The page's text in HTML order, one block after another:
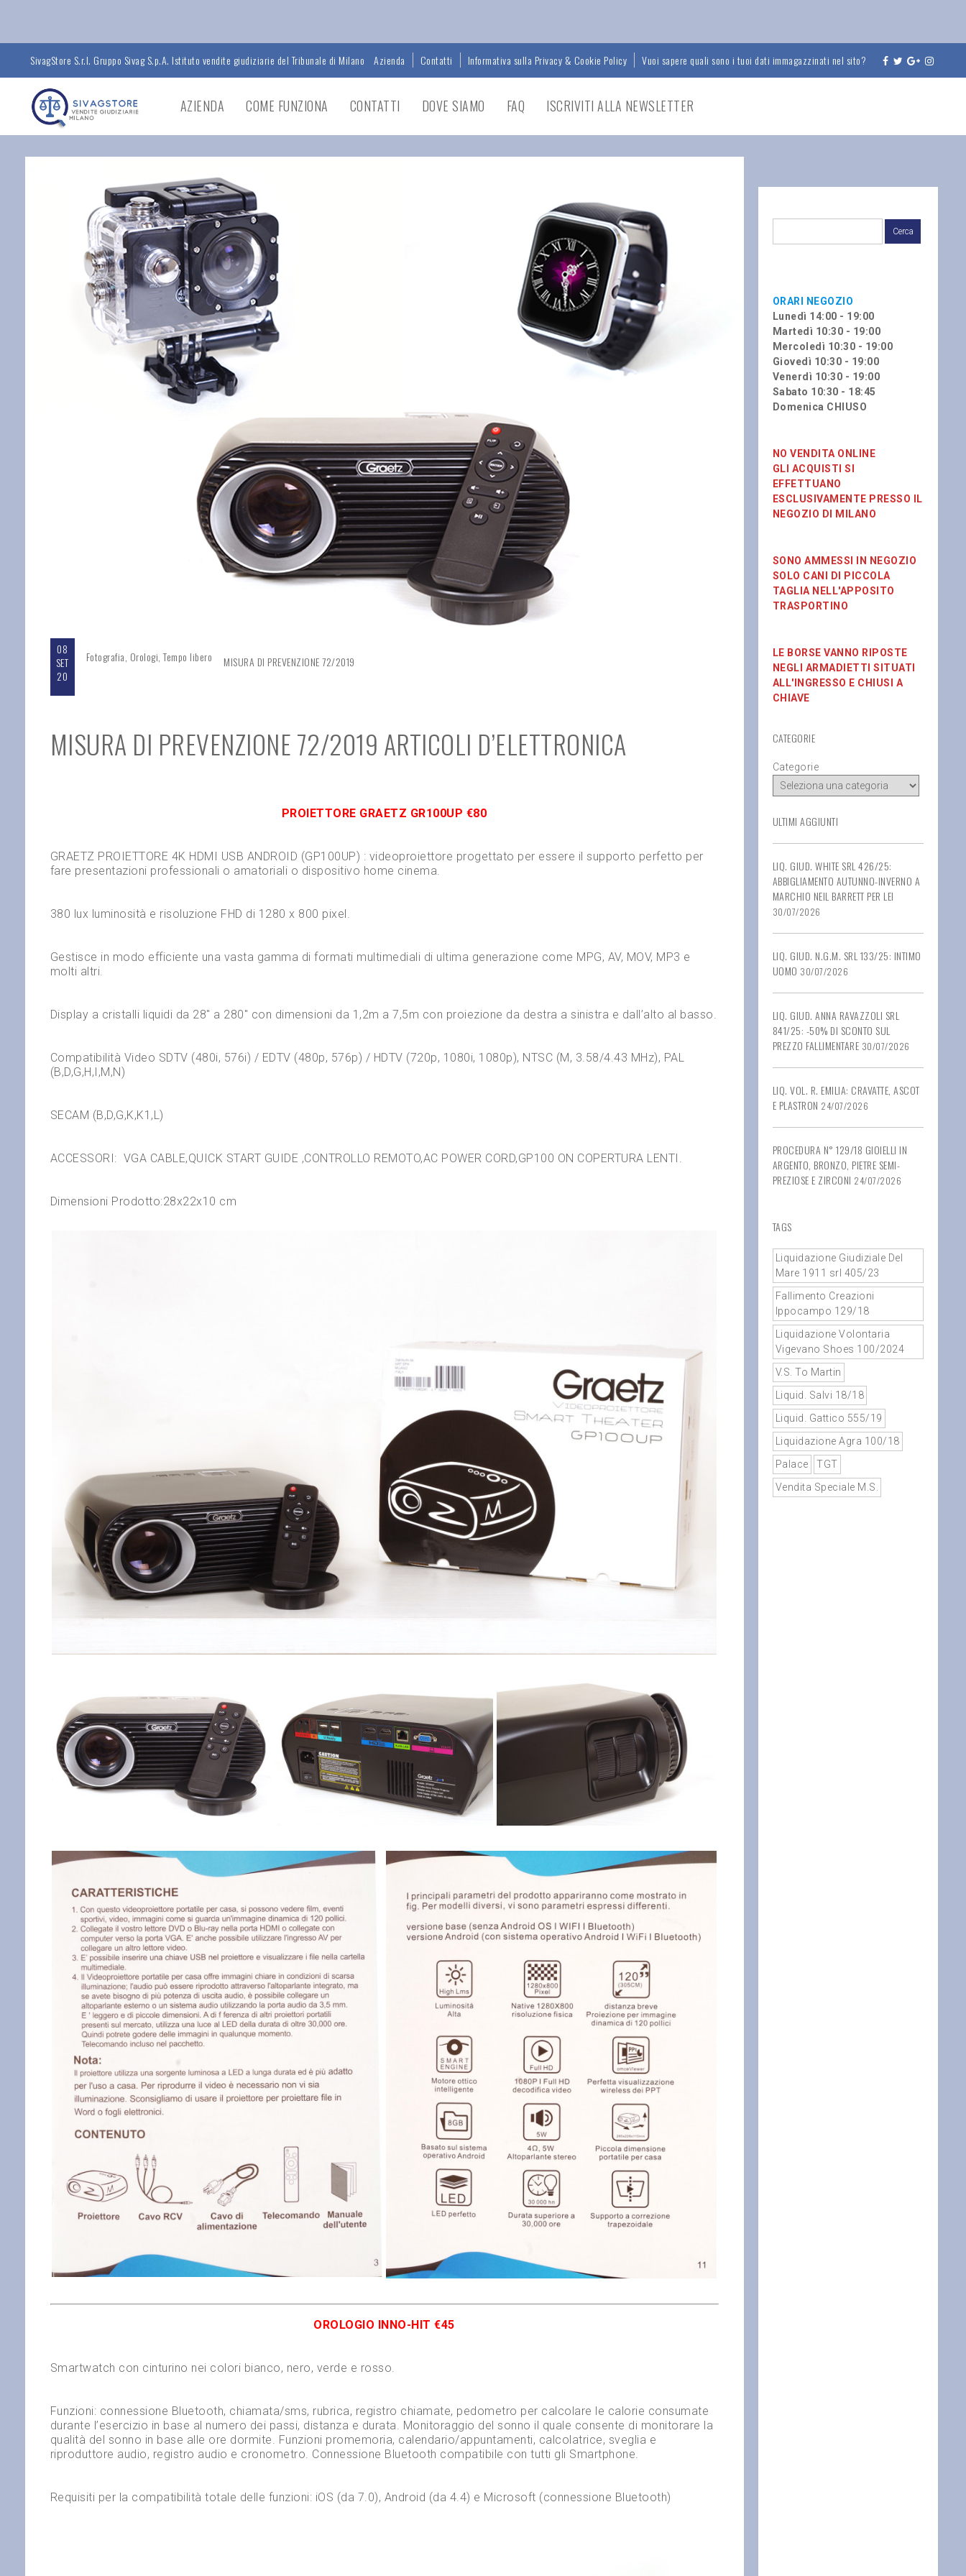
SivagStore S.r.l. Gruppo Sivag S.p.A. Istituto vendite giudiziarie del Tribunale di Milano Azienda Contatti Informativa sulla Privacy & Cookie Policy Vuoi sapere quali sono i tuoi dati immagazzinati nel sito?
AZIENDA COME FUNZIONA CONTATTI DOVE SIAMO FAQ ISCRIVITI ALLA NEWSLETTER
08
SET
20
Fotografia Orologi ,Tempo libero MISURA DI PREVENZIONE 72/2019
MISURA DI PREVENZIONE 72/2019 ARTICOLI D’ELETTRONICA
PROIETTORE GRAETZ GR100UP €80
GRAETZ PROIETTORE 4K HDMI USB ANDROID (GP100UP) : videoproiettore progettato per essere il supporto perfetto per
fare presentazioni professionali o amatoriali o dispositivo home cinema.
380 lux luminosità e risoluzione FHD di 1280 x 800 pixel.
Gestisce in modo efficiente una vasta gamma di formati multimediali di ultima generazione come MPG, AV, MOV, MP3 e
molti altri.
Display a cristalli liquidi da 28″ a 280″ con dimensioni da 1,2m a 7,5m con proiezione da destra a sinistra e dall’alto al basso.
Compatibilità Video SDTV (480i, 576i) / EDTV (480p, 576p) / HDTV (720p, 1080i, 1080p), NTSC (M, 3.58/4.43 MHz), PAL
(B,D,G,H,I,M,N)
SECAM (B,D,G,K,K1,L)
ACCESSORI: VGA CABLE,QUICK START GUIDE ,CONTROLLO REMOTO,AC POWER CORD,GP100 ON COPERTURA LENTI.
Dimensioni Prodotto:28x22x10 cm
OROLOGIO INNO-HIT €45
Smartwatch con cinturino nei colori bianco, nero, verde e rosso.
Funzioni: connessione Bluetooth, chiamata/sms, rubrica, registro chiamate, pedometro per calcolare le calorie consumate
durante l’esercizio in base al numero dei passi, distanza e durata. Monitoraggio del sonno il quale consente di monitorare la
qualità del sonno in base alle ore dormite. Funzioni promemoria, calendario/appuntamenti, calcolatrice, sveglia e
riproduttore audio, registro audio e cronometro. Connessione Bluetooth compatibile con tutti gli Smartphone.
Requisiti per la compatibilità totale delle funzioni: iOS (da 7.0), Android (da 4.4) e Microsoft (connessione Bluetooth)
ORARI NEGOZIO
Lunedì 14:00 - 19:00
Martedì 10:30 - 19:00
Mercoledì 10:30 - 19:00
Giovedì 10:30 - 19:00
Venerdì 10:30 - 19:00
Sabato 10:30 - 18:45
Domenica CHIUSO
NO VENDITA ONLINE
GLI ACQUISTI SI
EFFETTUANO
ESCLUSIVAMENTE PRESSO IL
NEGOZIO DI MILANO
SONO AMMESSI IN NEGOZIO
SOLO CANI DI PICCOLA
TAGLIA NELL'APPOSITO
TRASPORTINO
LE BORSE VANNO RIPOSTE
NEGLI ARMADIETTI SITUATI
ALL'INGRESSO E CHIUSI A
CHIAVE
CATEGORIE
Categorie
ULTIMI AGGIUNTI
LIQ. GIUD. WHITE SRL 426/25:
ABBIGLIAMENTO AUTUNNO-INVERNO A
MARCHIO NEIL BARRETT PER LEI
30/07/2026
LIQ. GIUD. N.G.M. SRL 133/25: INTIMO
UOMO 30/07/2026
LIQ. GIUD. ANNA RAVAZZOLI SRL
841/25: -50% DI SCONTO SUL
PREZZO FALLIMENTARE 30/07/2026
LIQ. VOL. R. EMILIA: CRAVATTE, ASCOT
E PLASTRON 24/07/2026
PROCEDURA N° 129/18 GIOIELLI IN
ARGENTO, BRONZO, PIETRE SEMI-
PREZIOSE E ZIRCONI 24/07/2026
TAGS
Liquidazione Giudiziale Del
Mare 1911 srl 405/23
Fallimento Creazioni
Ippocampo 129/18
Liquidazione Volontaria
Vigevano Shoes 100/2024
V.S. To Martin
Liquid. Salvi 18/18
Liquid. Gattico 555/19
Liquidazione Agra 100/18
Palace
TGT
Vendita Speciale M.S.